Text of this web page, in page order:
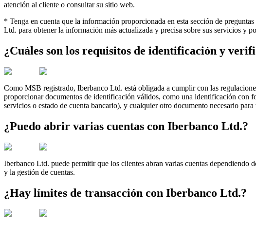
atención al cliente o consultar su sitio web.
* Tenga en cuenta que la información proporcionada en esta sección de
Ltd. para obtener la información más actualizada y precisa sobre sus servicios y
¿Cuáles son los requisitos de identificación y
Como MSB registrado, Iberbanco Ltd. está obligada a cumplir con las
proporcionar documentos de identificación válidos, como una identificación con
servicios o estado de cuenta bancario), y cualquier otro documento necesario
¿Puedo abrir varias cuentas con Iberbanco Ltd.?
Iberbanco Ltd. puede permitir que los clientes abran varias cuentas
y la gestión de cuentas.
¿Hay límites de transacción con Iberbanco Ltd.?